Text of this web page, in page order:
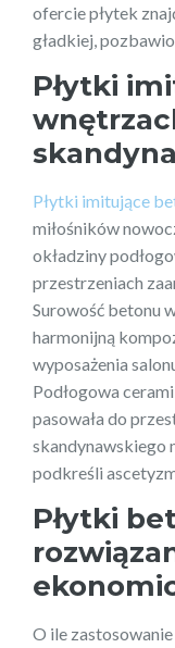
ofercie płytek
gładkiej,
Płytki
Płytki imitujące
miłośników
okładziny
przestrzeniach
Surowość betonu
harmonijną
wyposażenia
Podłogowa
pasowała do
skandynawskiego
podkreśli
Płytki
O ile